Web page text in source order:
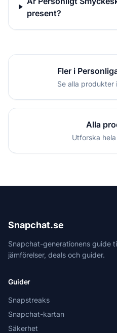
present?
Fler i
Se alla produkter
Alla
Utforska
Snapchat.se
Snapchat-generationens guide
jämförelser, deals och guider.
Guider
Snapstreaks
Snapchat-kartan
Säkerhet